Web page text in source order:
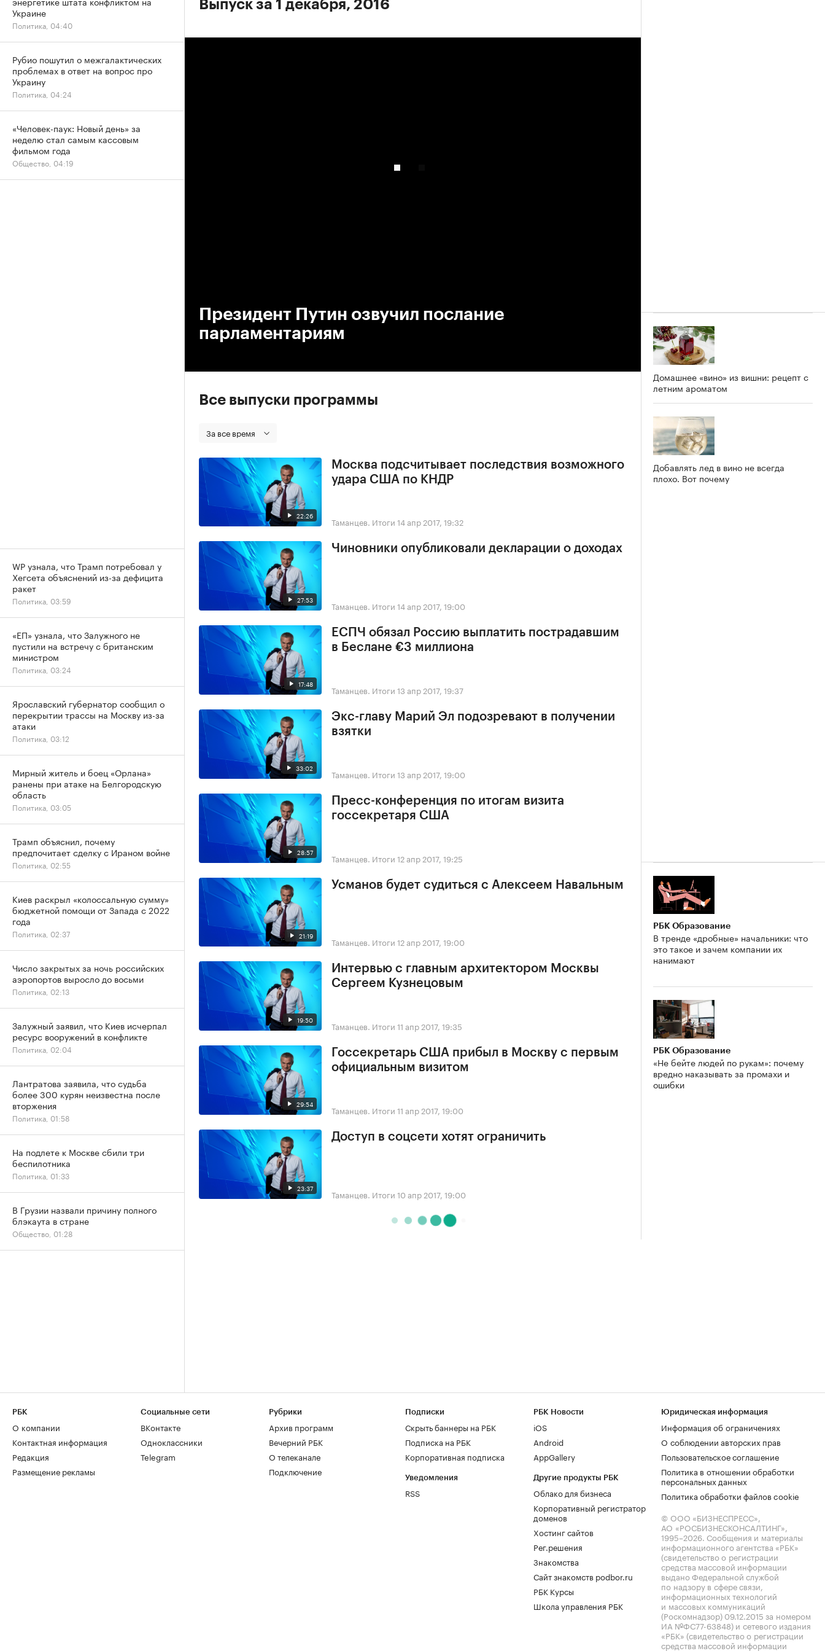
Выпуск за 1 декабря, 2016
Президент Путин озвучил послание
парламентариям
Все выпуски программы
За все время
22:26
Москва подсчитывает последствия возможного
удара США по КНДР
Таманцев. Итоги 14 апр 2017, 19:32
27:53
Чиновники опубликовали декларации о доходах
Таманцев. Итоги 14 апр 2017, 19:00
17:48
ЕСПЧ обязал Россию выплатить пострадавшим
в Беслане €3 миллиона
Таманцев. Итоги 13 апр 2017, 19:37
33:02
Экс-главу Марий Эл подозревают в получении
взятки
Таманцев. Итоги 13 апр 2017, 19:00
28:57
Пресс-конференция по итогам визита
госсекретаря США
Таманцев. Итоги 12 апр 2017, 19:25
21:19
Усманов будет судиться с Алексеем Навальным
Таманцев. Итоги 12 апр 2017, 19:00
19:50
Интервью с главным архитектором Москвы
Сергеем Кузнецовым
Таманцев. Итоги 11 апр 2017, 19:35
29:54
Госсекретарь США прибыл в Москву с первым
официальным визитом
Таманцев. Итоги 11 апр 2017, 19:00
23:37
Доступ в соцсети хотят ограничить
Таманцев. Итоги 10 апр 2017, 19:00
Домашнее «вино» из вишни: рецепт с
летним ароматом
Добавлять лед в вино не всегда
плохо. Вот почему
РБК Образование
В тренде «дробные» начальники: что
это такое и зачем компании их
нанимают
РБК Образование
«Не бейте людей по рукам»: почему
вредно наказывать за промахи и
ошибки
Украине
Политика, 04:40
Рубио пошутил о межгалактических
проблемах в ответ на вопрос про
Украину
Политика, 04:24
«Человек-паук: Новый день» за
неделю стал самым кассовым
фильмом года
Общество, 04:19
WP узнала, что Трамп потребовал у
Хегсета объяснений из-за дефицита
ракет
Политика, 03:59
«ЕП» узнала, что Залужного не
пустили на встречу с британским
министром
Политика, 03:24
Ярославский губернатор сообщил о
перекрытии трассы на Москву из-за
атаки
Политика, 03:12
Мирный житель и боец «Орлана»
ранены при атаке на Белгородскую
область
Политика, 03:05
Трамп объяснил, почему
предпочитает сделку с Ираном войне
Политика, 02:55
Киев раскрыл «колоссальную сумму»
бюджетной помощи от Запада с 2022
года
Политика, 02:37
Число закрытых за ночь российских
аэропортов выросло до восьми
Политика, 02:13
Залужный заявил, что Киев исчерпал
ресурс вооружений в конфликте
Политика, 02:04
Лантратова заявила, что судьба
более 300 курян неизвестна после
вторжения
Политика, 01:58
На подлете к Москве сбили три
беспилотника
Политика, 01:33
В Грузии назвали причину полного
блэкаута в стране
Общество, 01:28
РБК
О компании
Контактная информация
Редакция
Размещение рекламы
Социальные сети
ВКонтакте
Одноклассники
Telegram
Рубрики
Архив программ
Вечерний РБК
О телеканале
Подключение
Подписки
Скрыть баннеры на РБК
Подписка на РБК
Корпоративная подписка
Уведомления
RSS
РБК Новости
iOS
Android
AppGallery
Другие продукты РБК
Облако для бизнеса
Корпоративный регистратор
доменов
Хостинг сайтов
Рег.решения
Знакомства
Сайт знакомств podbor.ru
РБК Курсы
Школа управления РБК
Юридическая информация
Информация об ограничениях
О соблюдении авторских прав
Пользовательское соглашение
Политика в отношении обработки
персональных данных
Политика обработки файлов cookie
© ООО «БИЗНЕСПРЕСС»,
АО «РОСБИЗНЕСКОНСАЛТИНГ»,
1995–2026. Сообщения и материалы
информационного агентства «РБК»
(свидетельство о регистрации
средства массовой информации
выдано Федеральной службой
по надзору в сфере связи,
информационных технологий
и массовых коммуникаций
(Роскомнадзор) 09.12.2015 за номером
ИА №ФС77-63848) и сетевого издания
«РБК» (свидетельство о регистрации
средства массовой информации